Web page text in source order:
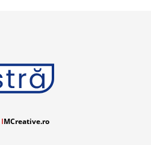
IMCreative.ro